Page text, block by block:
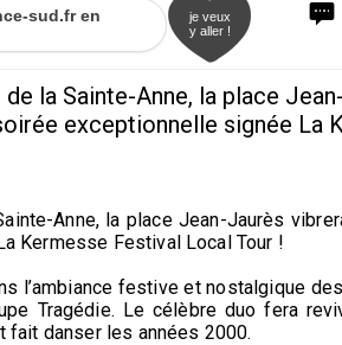
sud.fr en
je veux
y aller !
la Sainte-Anne, la place
exceptionnelle signée La
Anne, la place Jean-Jaurès
Kermesse Festival Local Tour !
l’ambiance festive et nostalgique
Tragédie. Le célèbre duo fera
fait danser les années 2000.